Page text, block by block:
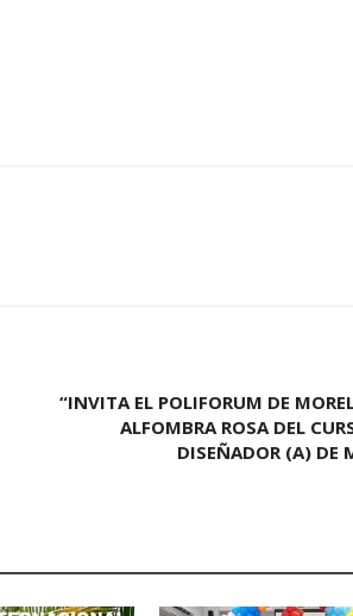
“INVITA EL POLIFORUM DE
ALFOMBRA ROSA DEL
DISEÑADOR (A) DE